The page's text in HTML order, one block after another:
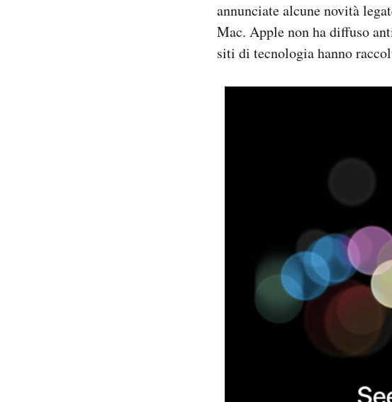
annunciate alcune novità
Mac. Apple non ha diffuso
siti di tecnologia hanno